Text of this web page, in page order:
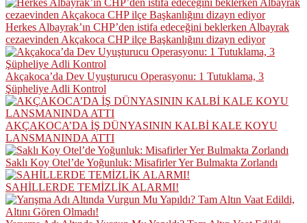
Herkes Albayrak’ın CHP’den istifa edeceğini beklerken Albayrak
cezaevinden Akçakoca CHP ilçe Başkanlığını dizayn ediyor
Akçakoca’da Dev Uyuşturucu Operasyonu: 1 Tutuklama, 3
Şüpheliye Adli Kontrol
AKÇAKOCA’DA İŞ DÜNYASININ KALBİ KALE KOYU
LANSMANINDA ATTI
Saklı Koy Otel’de Yoğunluk: Misafirler Yer Bulmakta Zorlandı
SAHİLLERDE TEMİZLİK ALARMI!